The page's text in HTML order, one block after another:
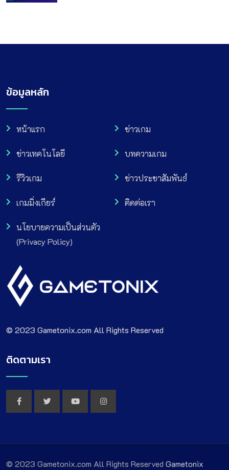
ข้อมูลหลัก
หน้าแรก ข่าวเกม
ข่าวเทคโนโลยี บทความเกม
รีวิวเกม ข่าวประชาสัมพันธ์
เกมมิ่งเกียร์ ติดต่อเรา
นโยบายความเป็นส่วนตัว
(Privacy Policy)
© 2023 Gametonix.com All Rights Reserved
ติดตามเรา
© 2023 Gametonix.com All Rights Reserved Gametonix